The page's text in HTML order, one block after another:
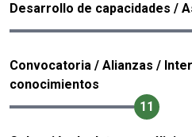
Desarrollo de capacidades /
Convocatoria / Alianzas /
conocimientos
11